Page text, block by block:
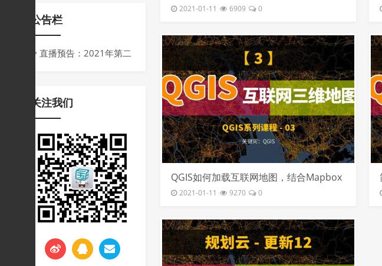
公告栏
直播预告：2021年第二
挑战与应对
关注我们
一家肯德基
2021-01-11 6909 0
QGIS如何加载互联网地图，结合Mapbox
生成三维分析图
2021-01-11 9270 0